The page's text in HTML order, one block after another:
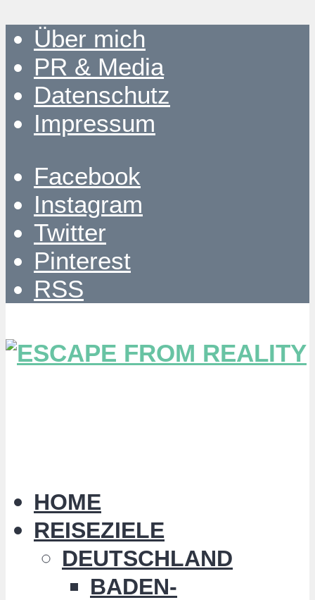
Über mich
PR & Media
Datenschutz
Impressum
Facebook
Instagram
Twitter
Pinterest
RSS
HOME
REISEZIELE
DEUTSCHLAND
BADEN-